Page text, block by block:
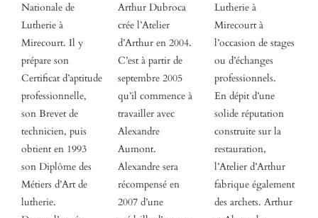
Nationale de
Lutherie à
Mirecourt. Il y
prépare son
Certificat d’aptitude
professionnelle,
son Brevet de
technicien, puis
obtient en 1993
son Diplôme des
Métiers d’Art de
lutherie.
Arthur Dubroca
crée l’Atelier
d’Arthur en 2004.
C’est à partir de
septembre 2005
qu’il commence à
travailler avec
Alexandre
Aumont.
Alexandre sera
récompensé en
2007 d’une
Lutherie à
Mirecourt à
l’occasion de stages
ou d’échanges
professionnels.
En dépit d’une
solide réputation
construite sur la
restauration,
l’Atelier d’Arthur
fabrique également
des archets. Arthur